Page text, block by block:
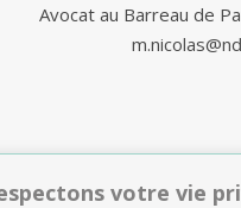
votre vie
Avocat au Barreau de